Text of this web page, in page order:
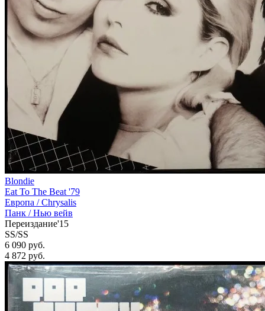
Blondie
Eat To The Beat '79
Европа /Chrysalis
Панк / Нью вейв
Переиздание'15
SS/SS
6 090 руб.
4 872 руб.